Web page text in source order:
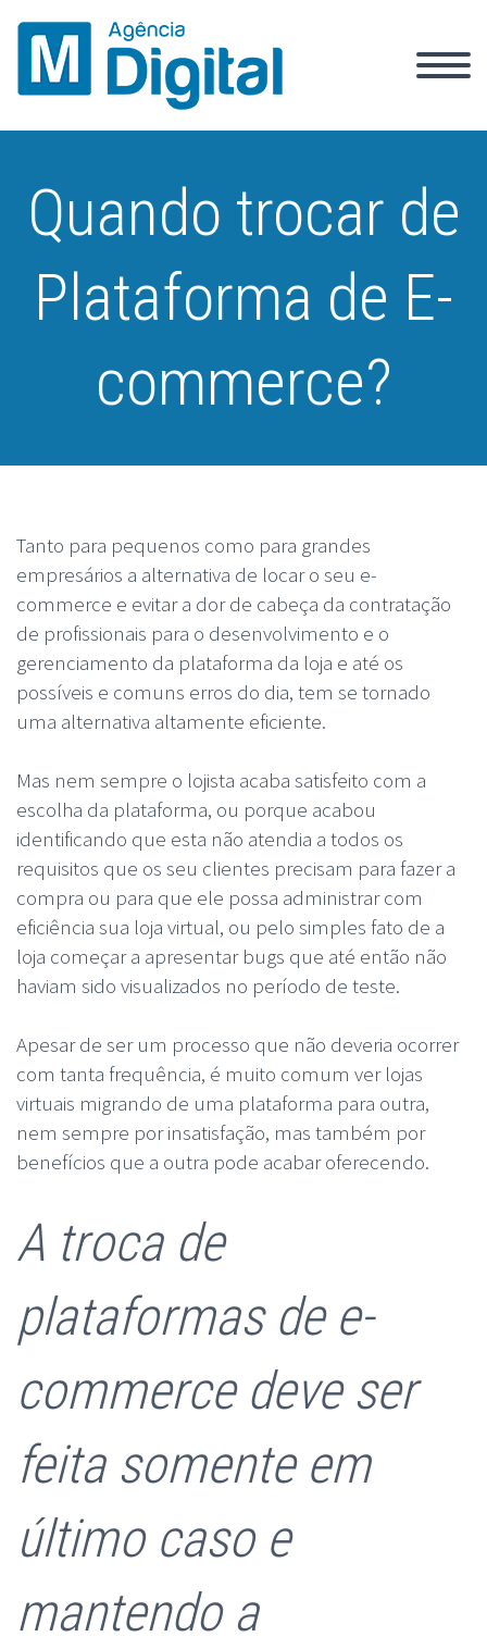
Quando trocar de
Plataforma de E-
commerce?
Tanto para pequenos como para grandes
empresários a alternativa de locar o seu e-
commerce e evitar a dor de cabeça da contratação
de profissionais para o desenvolvimento e o
gerenciamento da plataforma da loja e até os
possíveis e comuns erros do dia, tem se tornado
uma alternativa altamente eficiente.
Mas nem sempre o lojista acaba satisfeito com a
escolha da plataforma, ou porque acabou
identificando que esta não atendia a todos os
requisitos que os seu clientes precisam para fazer a
compra ou para que ele possa administrar com
eficiência sua loja virtual, ou pelo simples fato de a
loja começar a apresentar bugs que até então não
haviam sido visualizados no período de teste.
Apesar de ser um processo que não deveria ocorrer
com tanta frequência, é muito comum ver lojas
virtuais migrando de uma plataforma para outra,
nem sempre por insatisfação, mas também por
benefícios que a outra pode acabar oferecendo.
A troca de
plataformas de e-
commerce deve ser
feita somente em
último caso e
mantendo a